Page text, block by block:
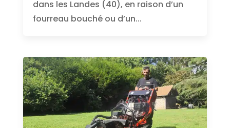
dans les Landes (40), en raison d’un
fourreau bouché ou d’un...